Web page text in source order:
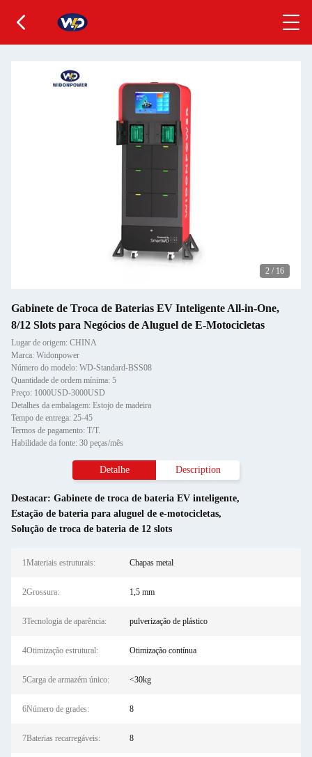
2 / 16
Gabinete de Troca de Baterias EV Inteligente All-in-One,
8/12 Slots para Negócios de Aluguel de E-Motocicletas
Lugar de origem: CHINA
Marca: Widonpower
Número do modelo: WD-Standard-BSS08
Quantidade de ordem mínima: 5
Preço: 1000USD-3000USD
Detalhes da embalagem: Estojo de madeira
Tempo de entrega: 25-45
Termos de pagamento: T/T.
Habilidade da fonte: 30 peças/mês
Detalhe Description
Destacar: Gabinete de troca de bateria EV inteligente,
Estação de bateria para aluguel de e-motocicletas,
Solução de troca de bateria de 12 slots
1Materiais estruturais: Chapas metal
2Grossura: 1,5 mm
3Tecnologia de aparência: pulverização de plástico
4Otimização estrutural: Otimização contínua
5Carga de armazém único: <30kg
6Número de grades: 8
7Baterias recarregáveis: 8